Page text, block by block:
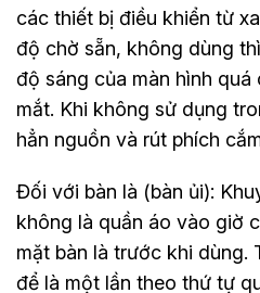
các thiết bị điều khiển từ
độ chờ sẵn, không dùng
độ sáng của màn hình quá
mắt. Khi không sử dụng
hẳn nguồn và rút phích
Đối với bàn là (bàn ủi):
không là quần áo vào giờ
mặt bàn là trước khi dùng.
để là một lần theo thứ tự